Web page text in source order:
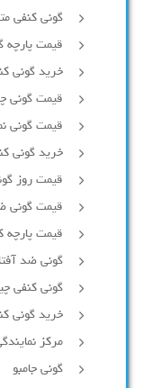
گونی کنفی
قیمت پارچه
خرید گونی
قیمت گونی
قیمت گونی
خرید گونی
قیمت روز
قیمت گونی
قیمت پارچه
گونی ضد
گونی کنفی
خرید گونی
مرکز
گونی جامبو